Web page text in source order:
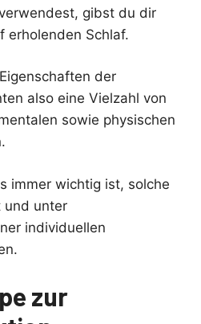
gibst du dir
erholenden Schlaf.
der
also eine Vielzahl von
sowie physischen
immer wichtig ist, solche
und unter
individuellen
zur